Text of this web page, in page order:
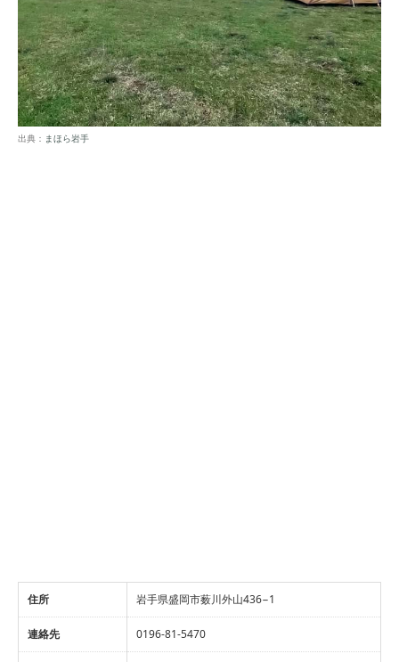
出典： まほら岩手
住所 岩手県盛岡市薮川外山436−1
連絡先 0196-81-5470